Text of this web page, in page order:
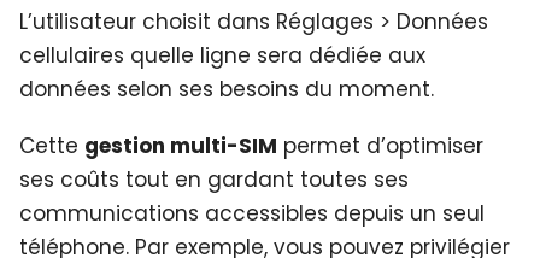
L’utilisateur choisit dans Réglages > Données
cellulaires quelle ligne sera dédiée aux
données selon ses besoins du moment.
Cette gestion multi-SIM permet d’optimiser
ses coûts tout en gardant toutes ses
communications accessibles depuis un seul
téléphone. Par exemple, vous pouvez privilégier